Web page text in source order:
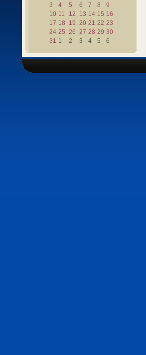
3
4 5 6 7 8
9
10 11 12 13 14 15 16
17 18 19 20 21 22 23
24 25 26 27 28 29 30
31 1 2 3 4 5 6